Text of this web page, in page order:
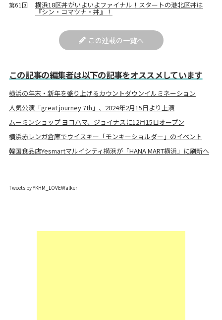
第61回 横浜18区丼がいよいよファイナル！スタートの港北区丼は
『シン・コマツナ・丼』！
この連載の一覧へ
この記事の編集者は以下の記事をオススメしています
横浜の年末・新年を盛り上げるカウントダウンイルミネーション
人気公演「great journey 7th」、2024年2月15日より上演
ムーミンショップ ヨコハマ、ジョイナスに12月15日オープン
横浜赤レンガ倉庫でウイスキー「モンキーショルダー」のイベント
韓国食品店Yesmartマルイシティ横浜が「HANA MART横浜」に刷新へ
Tweets by YKHM_LOVEWalker